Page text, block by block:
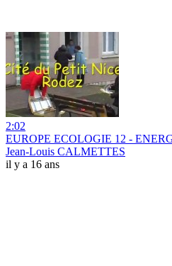
2:02
EUROPE ECOLOGIE 12 -
Jean-Louis CALMETTES
il y a 16 ans